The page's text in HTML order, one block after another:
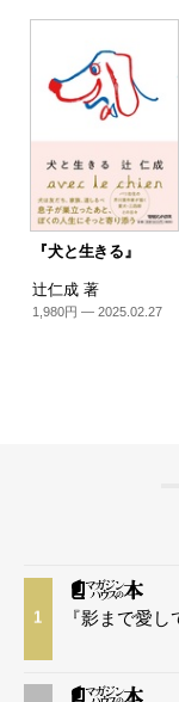
『犬と生きる』
辻仁成 著
1,980円 — 2025.02.27
1 『影まで愛